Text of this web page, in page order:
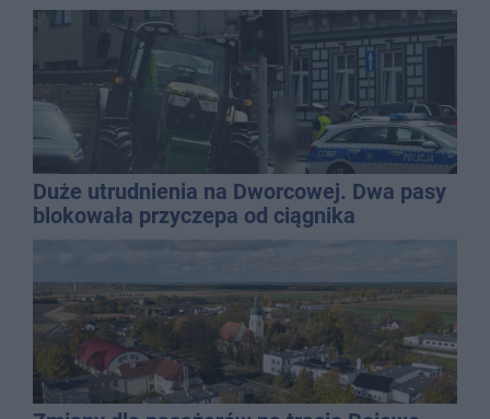
Duże utrudnienia na Dworcowej. Dwa pasy
blokowała przyczepa od ciągnika